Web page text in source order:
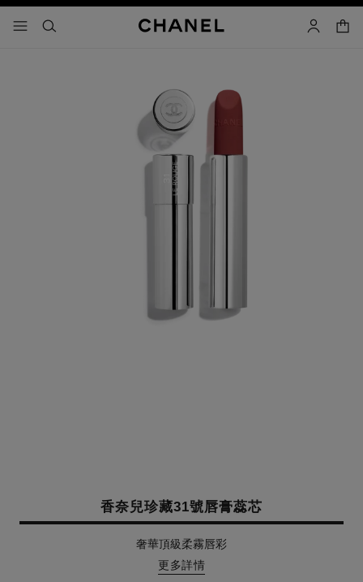
選單 - 主導覽
- 主選單搜尋 帳戶
購物
香奈兒珍藏31號唇膏蕊芯
奢華頂級柔霧唇彩
更多詳情